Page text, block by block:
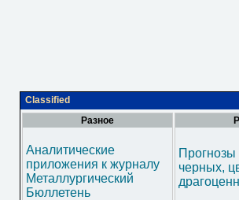
Classified
Разное
Аналитические
приложения к журналу
Металлургический
Бюллетень
черных,